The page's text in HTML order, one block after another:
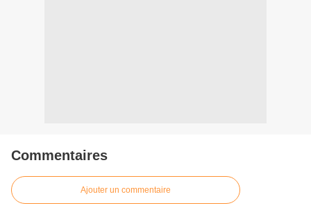
Commentaires
Ajouter un commentaire